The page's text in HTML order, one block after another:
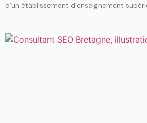
d’un établissement d’enseignement